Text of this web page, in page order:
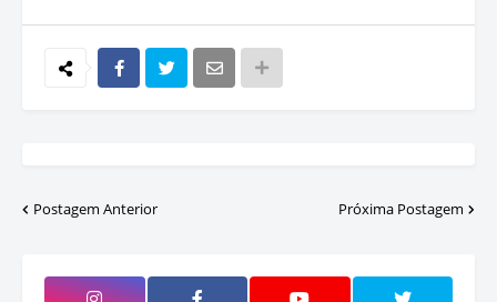
Postagem Anterior Próxima Postagem